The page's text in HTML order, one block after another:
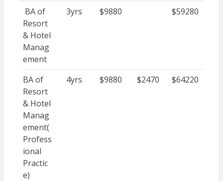
BA of
Resort
& Hotel
Manag
ement
3yrs $9880 $59280
BA of
Resort
& Hotel
Manag
ement(
Profess
ional
Practic
e)
4yrs $9880 $2470 $64220